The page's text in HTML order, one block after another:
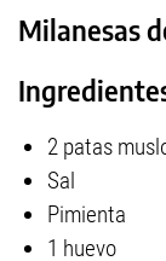
Milanesas
2 patas
Sal
Pimienta
1 huevo